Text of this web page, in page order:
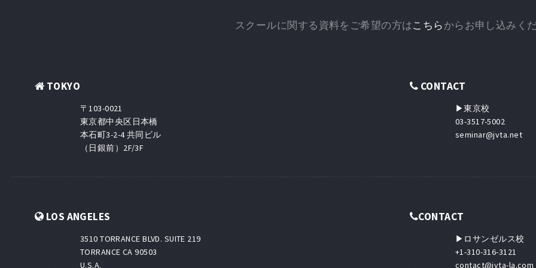
スクールに関する資料をご希望の方はこちらからお申し込みく
TOKYO
〒103-0021
東京都中央区日本橋
本石町3-2-4 共同ビル
（日銀前）2F/3F
CONTACT
▶東京校
03-3517-5002
seminar@jvta.net
LOS ANGELES
3510 TORRANCE BLVD. SUITE 219
TORRANCE CA 90503
U.S.A.
CONTACT
▶ロサンゼルス校
+1-310-316-3121
contact@jvta-la.com